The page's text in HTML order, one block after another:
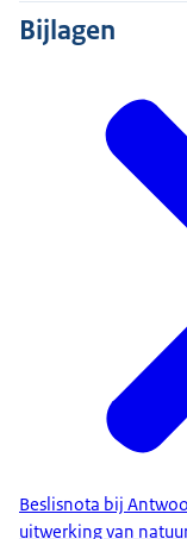
Bijlagen
Beslisnota bij
uitwerking van